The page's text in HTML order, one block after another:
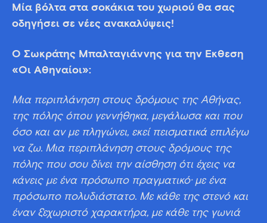
Μία βόλτα στα σοκάκια του χωριού θα σας
οδηγήσει σε νέες ανακαλύψεις!
Ο Σωκράτης Μπαλταγιάννης για την Έκθεση
«Οι Αθηναίοι»:
Μια περιπλάνηση στους δρόμους της Αθήνας,
της πόλης όπου γεννήθηκα, μεγάλωσα και που
όσο και αν με πληγώνει, εκεί πεισματικά επιλέγω
να ζω. Μια περιπλάνηση στους δρόμους της
πόλης που σου δίνει την αίσθηση ότι έχεις να
κάνεις με ένα πρόσωπο πραγματικό· με ένα
πρόσωπο πολυδιάστατο. Με κάθε της στενό και
έναν ξεχωριστό χαρακτήρα, με κάθε της γωνιά